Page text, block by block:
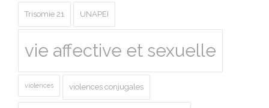
Trisomie 21 UNAPEI
vie affective et sexuelle
violences violences conjugales